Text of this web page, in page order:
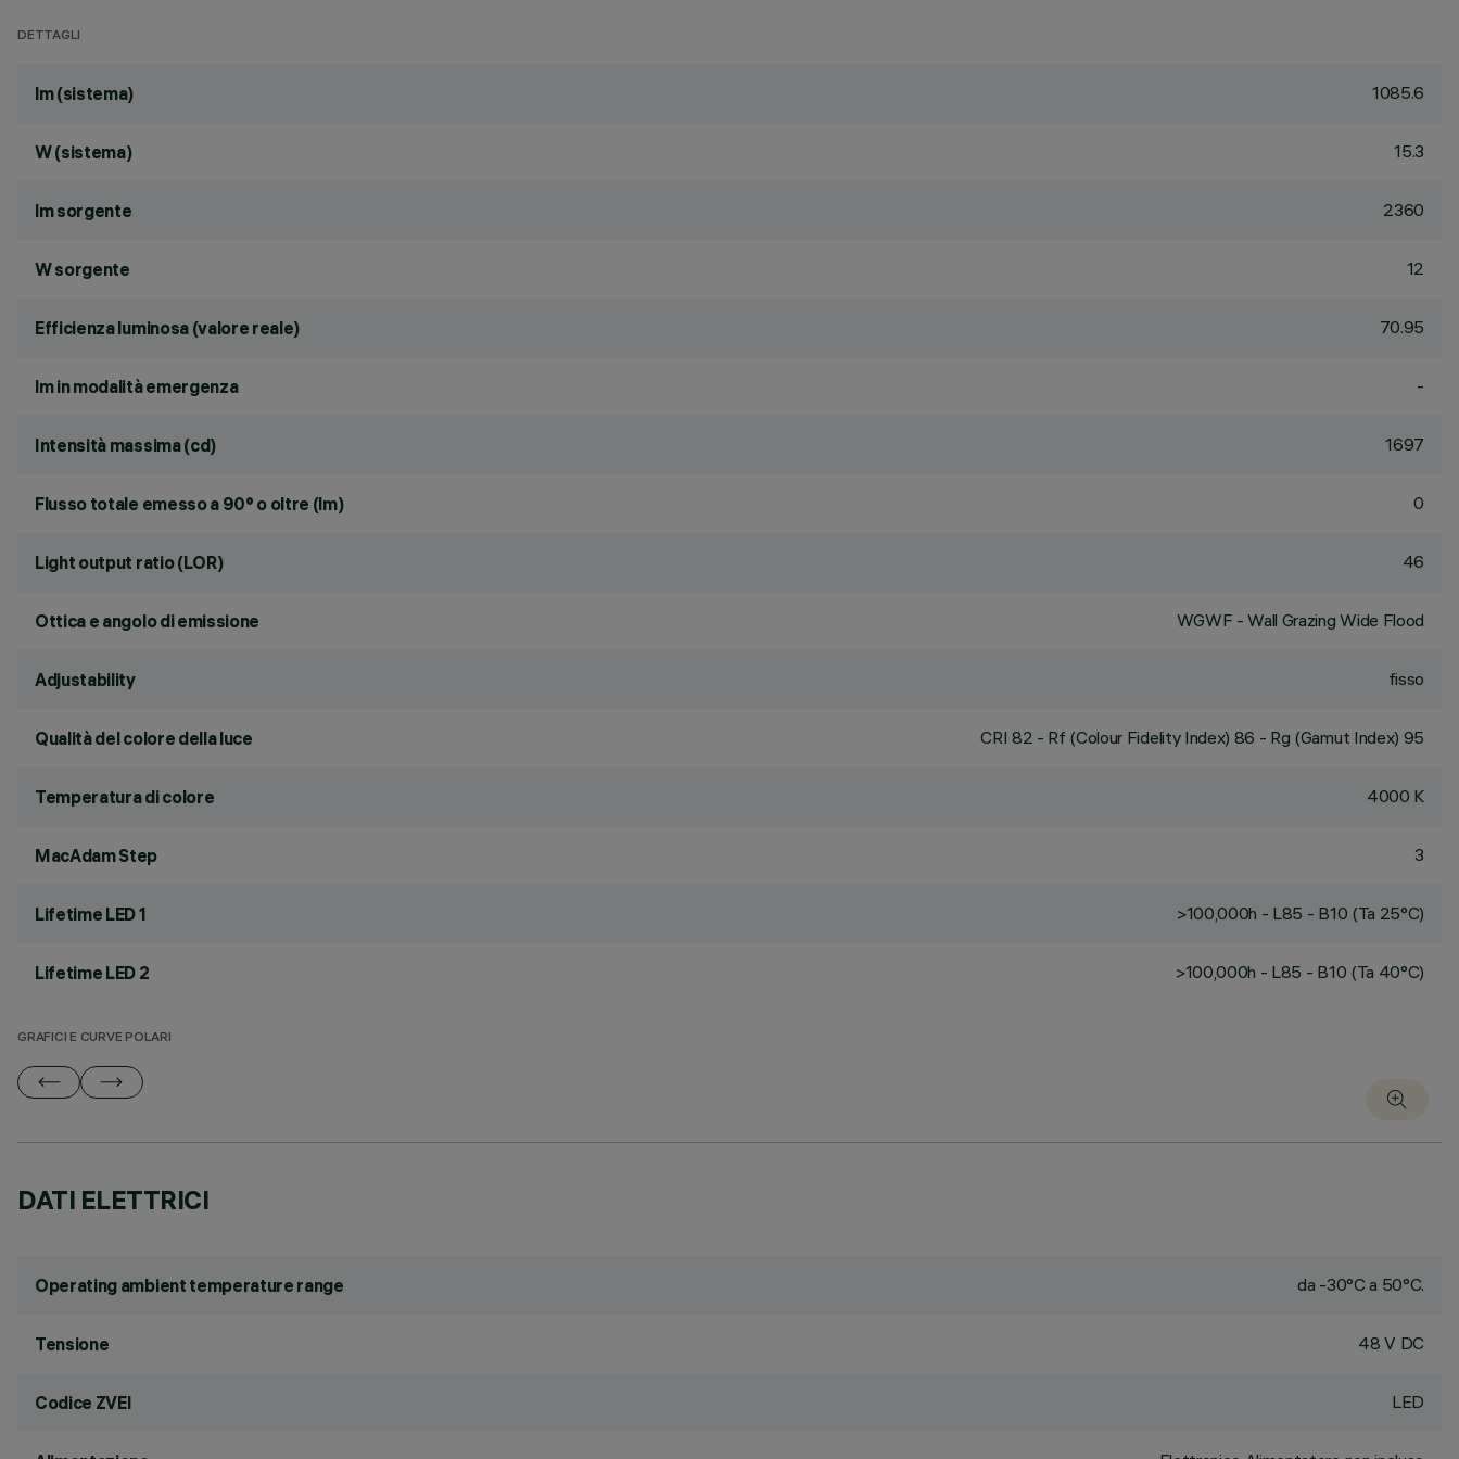
DETTAGLI
lm (sistema) 1085.6
W (sistema) 15.3
lm sorgente 2360
W sorgente 12
Efficienza luminosa (valore reale) 70.95
lm in modalità emergenza -
Intensità massima (cd) 1697
Flusso totale emesso a 90° o oltre (lm) 0
Light output ratio (LOR) 46
Ottica e angolo di emissione WGWF - Wall Grazing Wide Flood
Adjustability fisso
Qualità del colore della luce CRI 82 - Rf (Colour Fidelity Index) 86 - Rg (Gamut Index) 95
Temperatura di colore 4000 K
MacAdam Step 3
Lifetime LED 1 >100,000h - L85 - B10 (Ta 25°C)
Lifetime LED 2 >100,000h - L85 - B10 (Ta 40°C)
GRAFICI E CURVE POLARI
DATI ELETTRICI
Operating ambient temperature range da -30°C a 50°C.
Tensione 48 V DC
Codice ZVEI LED